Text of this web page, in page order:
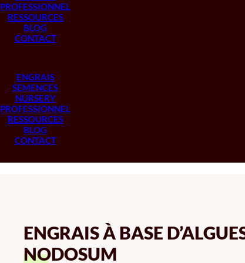
PROFESSIONNEL
RESSOURCES
BLOG
CONTACT
ENGRAIS
SEMENCES
NURSERY
PROFESSIONNEL
RESSOURCES
BLOG
CONTACT
ENGRAIS À BASE
NODOSUM